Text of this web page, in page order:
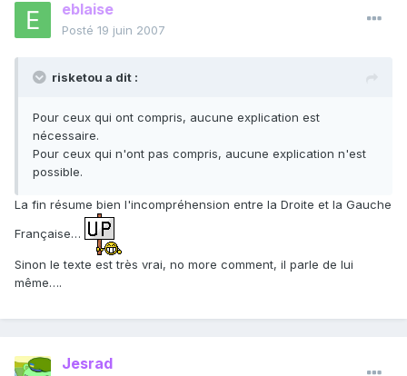
eblaise
Posté 19 juin 2007
risketou a dit :
Pour ceux qui ont compris, aucune explication est
nécessaire.
Pour ceux qui n'ont pas compris, aucune explication n'est
possible.
La fin résume bien l'incompréhension entre la Droite et la Gauche
Française…
Sinon le texte est très vrai, no more comment, il parle de lui
même….
Jesrad